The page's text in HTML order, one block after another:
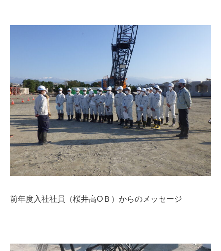
前年度入社社員（桜井高OＢ）からのメッセージ